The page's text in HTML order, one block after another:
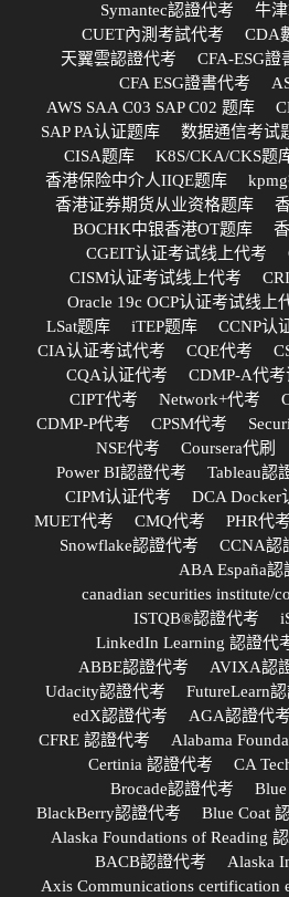
Symantec認證代考
牛
CUET內測考試代考
CDA
天翼雲認證代考
CFA-ESG證
CFA ESG證書代考
AWS SAA C03 SAP C02 题库
SAP PA认证题库
数据通信考试
CISA题库
K8S/CKA/CKS题
香港保险中介人IIQE题库
香港证券期货从业资格题库
BOCHK中银香港OT题库
CGEIT认证考试线上代考
CISM认证考试线上代考
Oracle 19c OCP认证考试线上
LSat题库
iTEP题库 CCNP认
CIA认证考试代考
CQE代考
CQA认证代考
CDMP-A代考
CIPT代考
Network+代考
CDMP-P代考
CPSM代考
NSE代考
Coursera代刷
Power BI認證代考
Tableau認
CIPM认证代考
DCA Docker
MUET代考
CMQ代考 PHR代
Snowflake認證代考
CCNA認
ABA España認
canadian securities institute/
ISTQB®認證代考
LinkedIn Learning 認證代
ABBE認證代考
AVIXA認
Udacity認證代考
FutureLearn
edX認證代考
AGA認證代考
CFRE 認證代考
Alabama
Certinia 認證代考
CA
Brocade認證代考
BlackBerry認證代考
Blue Coat
Alaska Foundations of Reading
BACB認證代考
Alaska
Axis Communications certification